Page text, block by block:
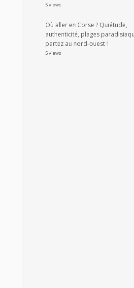
5 views
Où aller en Corse ? Quiétude,
authenticité, plages
partez au nord-ouest !
5 views